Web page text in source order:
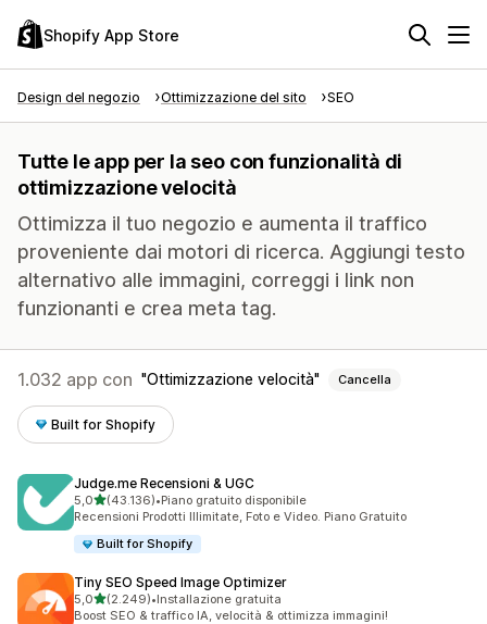
Shopify App Store
Design del negozio Ottimizzazione del sito SEO
Tutte le app per la seo con funzionalità di
ottimizzazione velocità
Ottimizza il tuo negozio e aumenta il traffico
proveniente dai motori di ricerca. Aggiungi testo
alternativo alle immagini, correggi i link non
funzionanti e crea meta tag.
1.032 app con Ottimizzazione velocità Cancella
Built for Shopify
Judge.me Recensioni & UGC
5,0stelle su 5
(43.136)
43136 recensioni totali
•Piano gratuito disponibile
Recensioni Prodotti Illimitate, Foto e Video. Piano Gratuito
Built for Shopify
Tiny SEO Speed Image Optimizer
5,0stelle su 5
(2.249)
2249 recensioni totali
•Installazione gratuita
Boost SEO & traffico IA, velocità & ottimizza immagini!